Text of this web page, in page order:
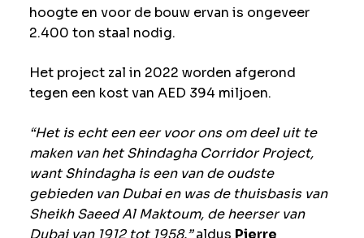
hoogte en voor de bouw ervan is ongeveer
2.400 ton staal nodig.
Het project zal in 2022 worden afgerond
tegen een kost van AED 394 miljoen.
“Het is echt een eer voor ons om deel uit te
maken van het Shindagha Corridor Project,
want Shindagha is een van de oudste
gebieden van Dubai en was de thuisbasis van
Sheikh Saeed Al Maktoum, de heerser van
Dubai van 1912 tot 1958.”aldus Pierre